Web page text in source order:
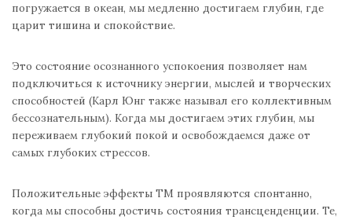
погружается в океан, мы медленно достигаем глубин, где
царит тишина и спокойствие.
Это состояние осознанного успокоения позволяет нам
подключиться к источнику энергии, мыслей и творческих
способностей (Карл Юнг также называл его коллективным
бессознательным). Когда мы достигаем этих глубин, мы
переживаем глубокий покой и освобождаемся даже от
самых глубоких стрессов.
Положительные эффекты ТМ проявляются спонтанно,
когда мы способны достичь состояния трансценденции. Те,